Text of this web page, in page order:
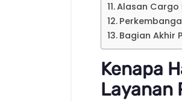
Alasan Cargo
Bagian Akhir
Kenapa
Layanan